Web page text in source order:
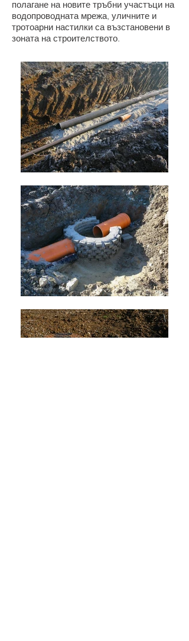
полагане на новите тръбни участъци на
водопроводната мрежа, уличните и
тротоарни настилки са възстановени в
зоната на строителството.